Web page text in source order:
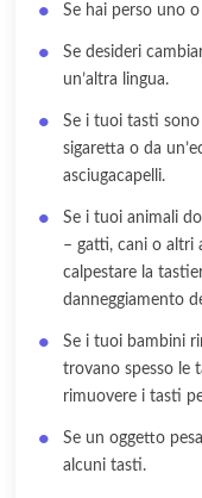
Se hai perso uno
Se desideri
un’altra lingua.
Se i tuoi tasti
sigaretta o da
asciugacapelli.
Se i tuoi animali
– gatti, cani o altri
calpestare la
danneggiamento
Se i tuoi bambini
trovano spesso le
rimuovere i tasti
Se un oggetto
alcuni tasti.